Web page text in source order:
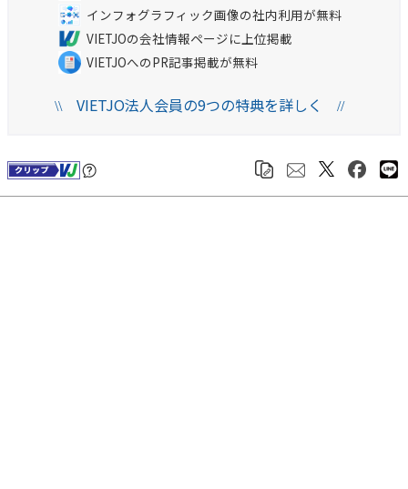
インフォグラフィック画像の社内利用が無料
VIETJOの会社情報ページに上位掲載
VIETJOへのPR記事掲載が無料
\\VIETJO法人会員の9つの特典を詳しく //